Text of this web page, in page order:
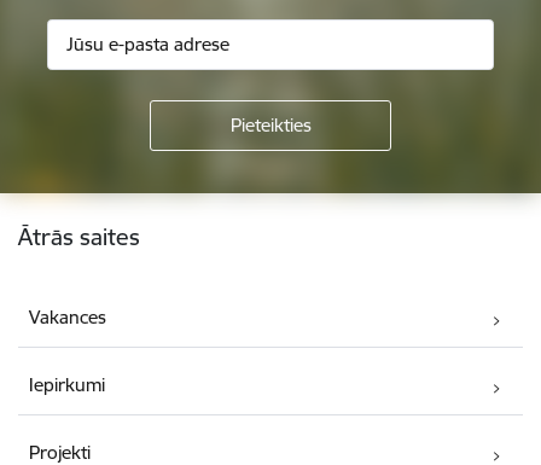
Kājene
Ātrās saites
Vakances
Iepirkumi
Projekti